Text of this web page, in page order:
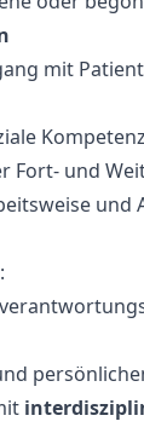
mit
Fort- und
und